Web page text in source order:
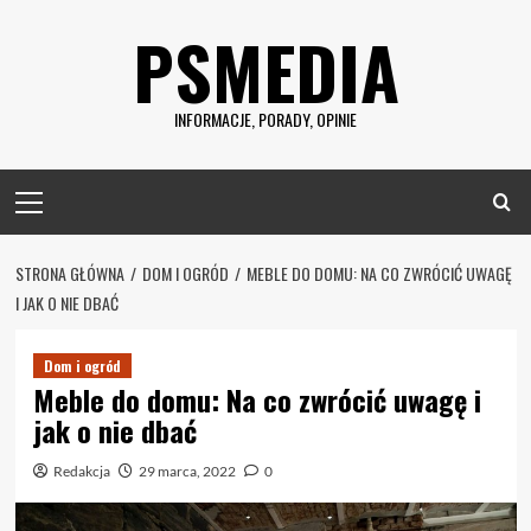
PSMEDIA
INFORMACJE, PORADY, OPINIE
Menu
STRONA GŁÓWNA DOM I OGRÓD
MEBLE DO DOMU: NA CO ZWRÓCIĆ UWAGĘ
I JAK O NIE DBAĆ
Dom i ogród
Meble do domu: Na co zwrócić uwagę i
jak o nie dbać
Redakcja 29 marca, 2022 0